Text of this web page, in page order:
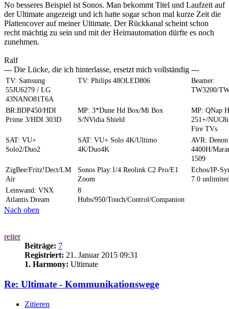
No besseres Beispiel ist Sonos. Man bekommt Titel und Laufzeit auf
der Ultimate angezeigt und ich hatte sogar schon mal kurze Zeit die
Plattencover auf meiner Ultimate. Der Rückkanal scheint schon
recht mächtig zu sein und mit der Heimautomation dürfte es noch
zunehmen.
Ralf
--- Die Lücke, die ich hinterlasse, ersetzt mich vollständig ---
TV: Samsung
55JU6279 / LG
43NANO81T6A
TV: Philips 48OLED806
Beamer:
TW3200/
BR:BDP450/HDI
Prime 3/HDI 303D
MP: 3*Dune Hd Box/Mi Box
S/NVidia Shield
MP: QNap
251+/
Fire TVs
SAT: VU+
Solo2/Duo2
SAT: VU+ Solo 4K/Ultimo
4K/Duo4K
AVR: Denon
4400H/
1509
ZigBee/Fritz!Dect/LM
Air
Sonos Play:1/4 Reolink C2 Pro/E1
Zoom
Echos/IP-
7.0
Leinwand: VNX
Atlantis Dream
8
Hubs/950/Touch/Control/Companion
Nach oben
reiter
Beiträge: 7
Registriert: 21. Januar 2015 09:31
1. Harmony: Ultimate
Re: Ultimate - Kommunikationswege
Zitieren